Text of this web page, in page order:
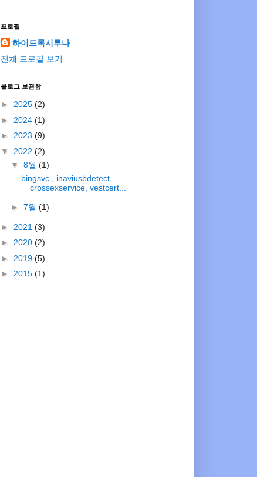
프로필
하이드록시루나
전체 프로필 보기
블로그 보관함
► 2025 (2)
► 2024 (1)
► 2023 (9)
▼ 2022 (2)
▼ 8월 (1)
bingsvc , inaviusbdetect,
crossexservice, vestcert...
► 7월 (1)
► 2021 (3)
► 2020 (2)
► 2019 (5)
► 2015 (1)